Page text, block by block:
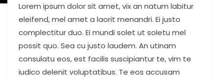
Lorem ipsum dolor sit amet, vix an natum labitur
eleifend, mel amet a laorit menandri. Ei justo
complectitur duo. Ei mundi solet ut soletu mel
possit quo. Sea cu justo laudem. An utinam
consulatu eos, est facilis suscipiantur te, vim te
iudico delenit voluptatibus. Te eos accusam